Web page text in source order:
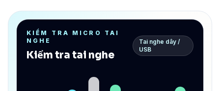
KIỂM TRA MICRO TAI
NGHE
Kiểm tra tai nghe
Tai nghe dây /
USB